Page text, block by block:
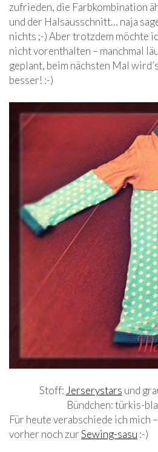
zufrieden, die Farbkombination
und der Halsausschnitt… naja
nichts ;-) Aber trotzdem möchte
nicht vorenthalten – manchmal
geplant, beim nächsten Mal
besser! :-)
Stoff: Jerserystars und
Bündchen: türkis-
Für heute verabschiede ich mich
vorher noch zurSewing-sasu :-)